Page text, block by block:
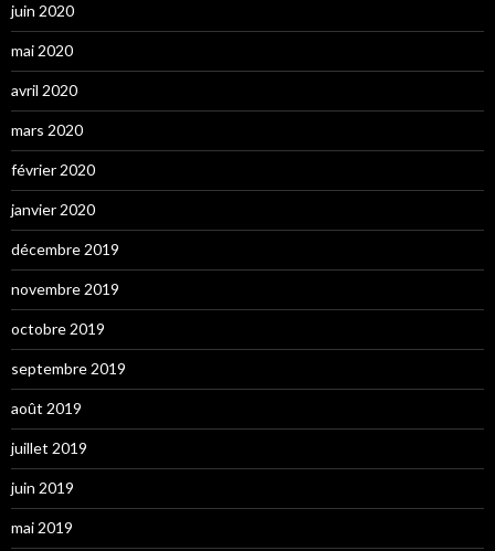
juin 2020
mai 2020
avril 2020
mars 2020
février 2020
janvier 2020
décembre 2019
novembre 2019
octobre 2019
septembre 2019
août 2019
juillet 2019
juin 2019
mai 2019